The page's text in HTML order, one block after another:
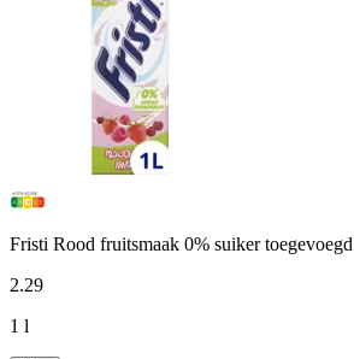
Fristi Rood fruitsmaak 0% suiker toegevoegd
2.29
1 l